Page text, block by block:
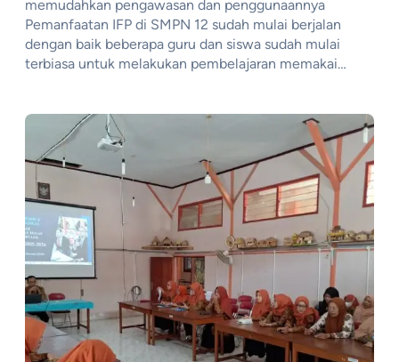
memudahkan pengawasan dan penggunaannya
Pemanfaatan IFP di SMPN 12 sudah mulai berjalan
dengan baik beberapa guru dan siswa sudah mulai
terbiasa untuk melakukan pembelajaran memakai…